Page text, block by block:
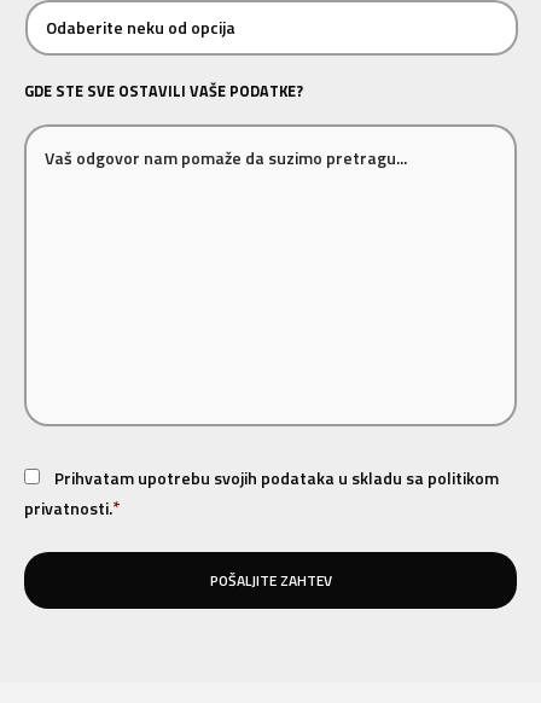
GDE STE SVE OSTAVILI VAŠE PODATKE?
CONSENT
Prihvatam upotrebu svojih podataka u skladu sa politikom
privatnosti.*